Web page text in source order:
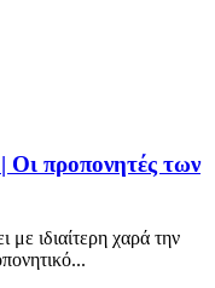
προπονητές των
ιδιαίτερη χαρά την